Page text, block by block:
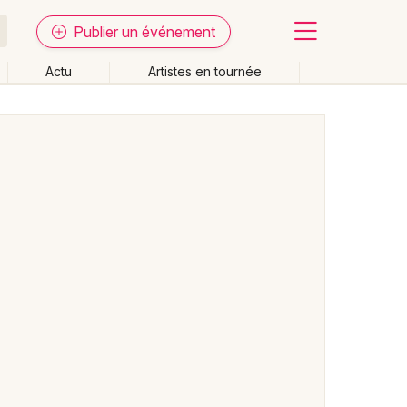
Publier un événement
Actu Artistes en tournée